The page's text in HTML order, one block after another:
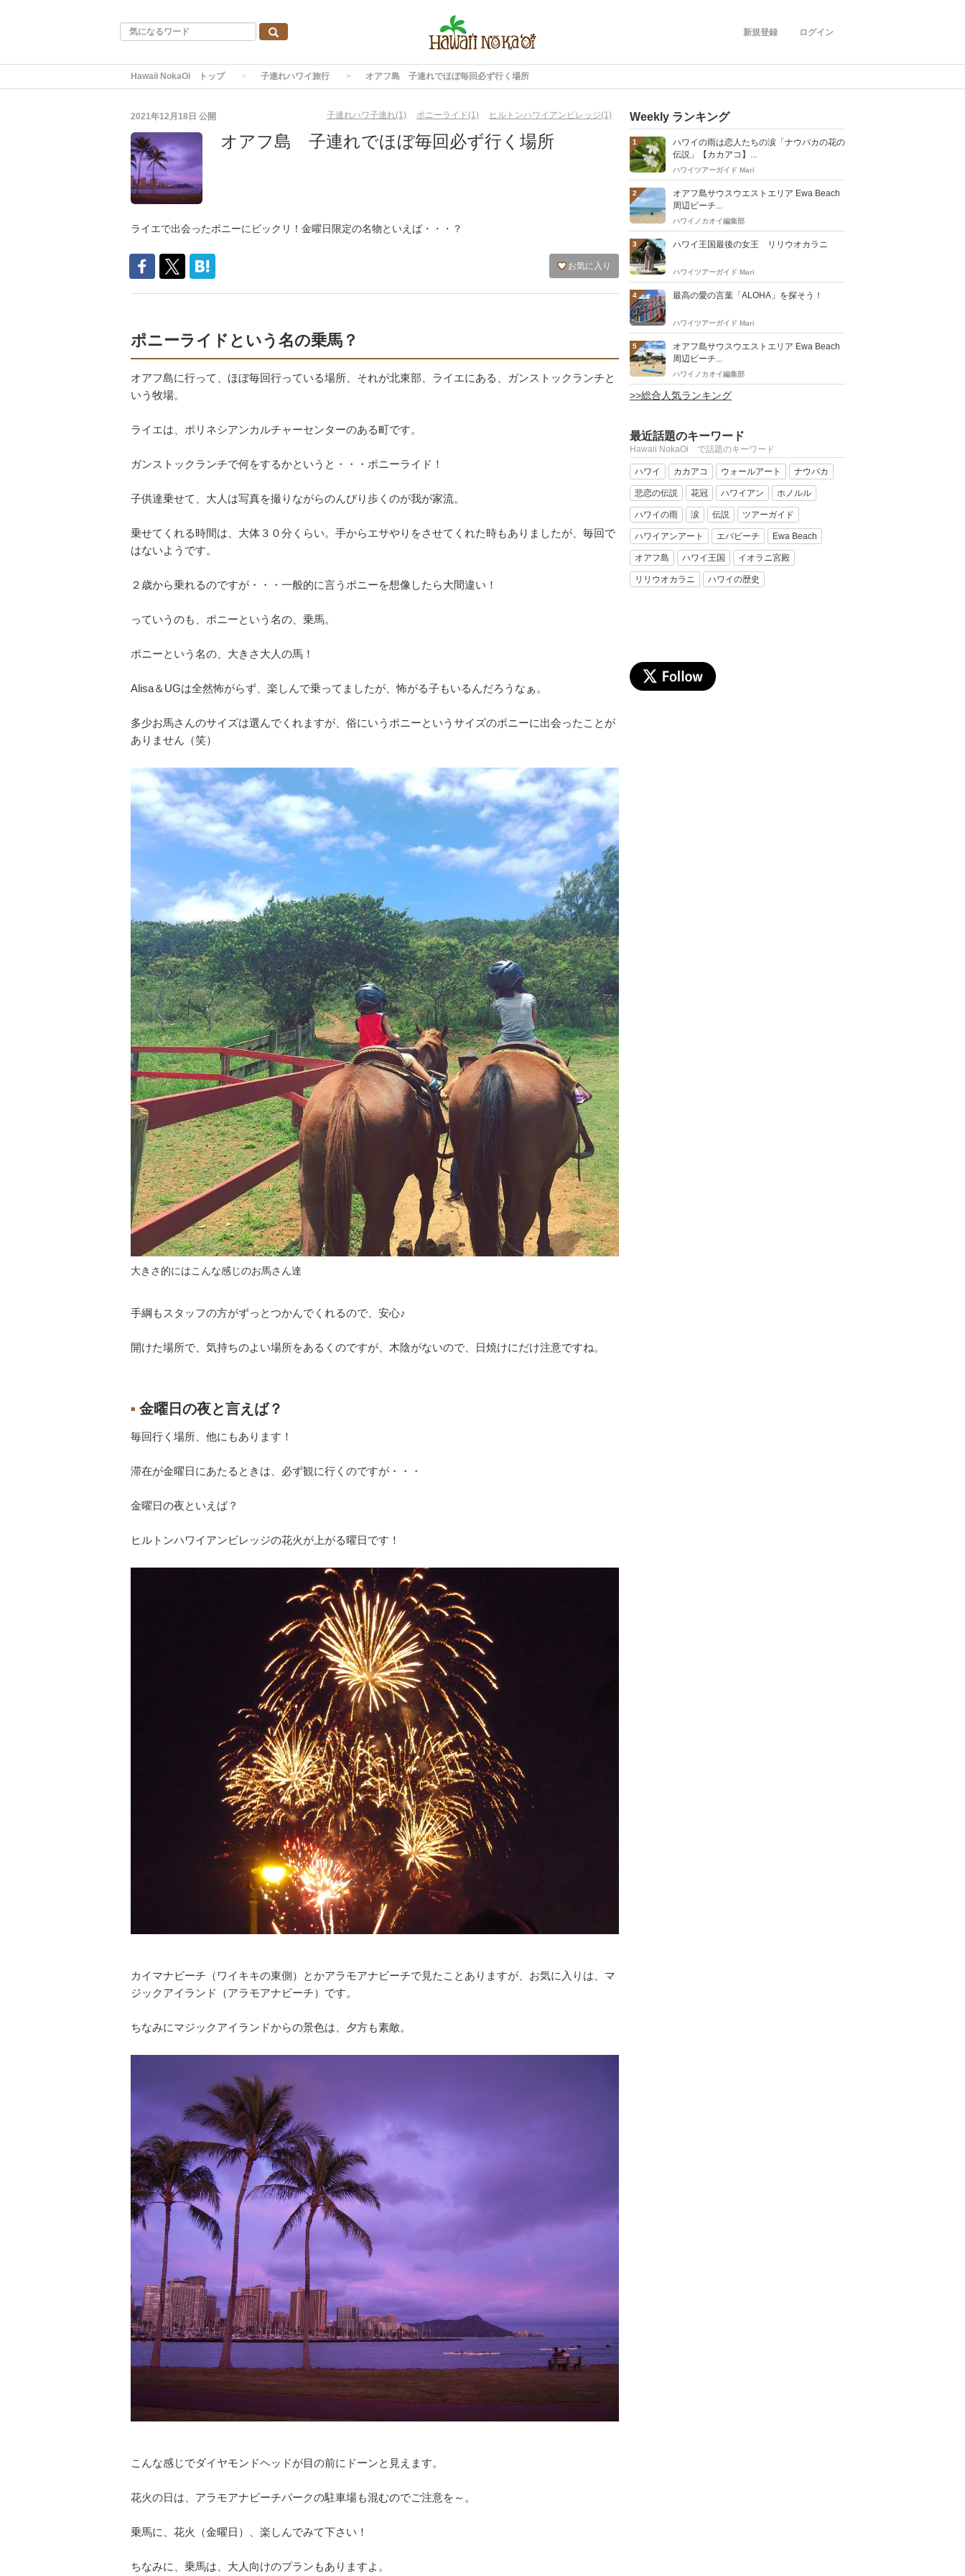
ログイン
新規登録
Hawaii NokaOi トップ 子連れハワイ旅行 オアフ島 子連れでほぼ毎回必ず行く場所
2021年12月18日 公開 子連れハワ子連れ(1) ポニーライド(1) ヒルトンハワイアンビレッジ(1)
オアフ島 子連れでほぼ毎回必ず行く場所
ライエで出会ったポニーにビックリ！金曜日限定の名物といえば・・・？
お気に入り
ポニーライドという名の乗馬？
オアフ島に行って、ほぼ毎回行っている場所、それが北東部、ライエにある、ガンストックランチと
いう牧場。
ライエは、ポリネシアンカルチャーセンターのある町です。
ガンストックランチで何をするかというと・・・ポニーライド！
子供達乗せて、大人は写真を撮りながらのんびり歩くのが我が家流。
乗せてくれる時間は、大体３０分くらい。手からエサやりをさせてくれた時もありましたが、毎回で
はないようです。
２歳から乗れるのですが・・・一般的に言うポニーを想像したら大間違い！
っていうのも、ポニーという名の、乗馬。
ポニーという名の、大きさ大人の馬！
Alisa＆UGは全然怖がらず、楽しんで乗ってましたが、怖がる子もいるんだろうなぁ。
多少お馬さんのサイズは選んでくれますが、俗にいうポニーというサイズのポニーに出会ったことが
ありません（笑）
大きさ的にはこんな感じのお馬さん達
手綱もスタッフの方がずっとつかんでくれるので、安心♪
開けた場所で、気持ちのよい場所をあるくのですが、木陰がないので、日焼けにだけ注意ですね。
■ 金曜日の夜と言えば？
毎回行く場所、他にもあります！
滞在が金曜日にあたるときは、必ず観に行くのですが・・・
金曜日の夜といえば？
ヒルトンハワイアンビレッジの花火が上がる曜日です！
カイマナビーチ（ワイキキの東側）とかアラモアナビーチで見たことありますが、お気に入りは、マ
ジックアイランド（アラモアナビーチ）です。
ちなみにマジックアイランドからの景色は、夕方も素敵。
こんな感じでダイヤモンドヘッドが目の前にドーンと見えます。
花火の日は、アラモアナビーチパークの駐車場も混むのでご注意を～。
乗馬に、花火（金曜日）、楽しんでみて下さい！
ちなみに、乗馬は、大人向けのプランもありますよ。
Weekly ランキング
1
ハワイの雨は恋人たちの涙「ナウパカの花の
伝説」【カカアコ】...
ハワイツアーガイド Mari
2
オアフ島サウスウエストエリア Ewa Beach
周辺ビーチ...
ハワイノカオイ編集部
3 ハワイ王国最後の女王 リリウオカラニ
ハワイツアーガイド Mari
4 最高の愛の言葉「ALOHA」を探そう！
ハワイツアーガイド Mari
5
オアフ島サウスウエストエリア Ewa Beach
周辺ビーチ...
ハワイノカオイ編集部
>>総合人気ランキング
最近話題のキーワード
Hawaii NokaOi で話題のキーワード
ハワイ カカアコ ウォールアート ナウパカ
悲恋の伝説 花冠 ハワイアン ホノルル
ハワイの雨 涙 伝説 ツアーガイド
ハワイアンアート エバビーチ Ewa Beach
オアフ島 ハワイ王国 イオラニ宮殿
リリウオカラニ ハワイの歴史